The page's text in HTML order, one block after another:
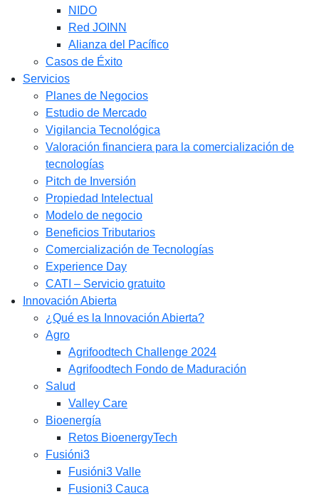
NIDO
Red JOINN
Alianza del Pacífico
Casos de Éxito
Servicios
Planes de Negocios
Estudio de Mercado​
Vigilancia Tecnológica
Valoración financiera para la comercialización de
tecnologías
Pitch de Inversión
Propiedad Intelectual
Modelo de negocio
Beneficios Tributarios
Comercialización de Tecnologías
Experience Day
CATI – Servicio gratuito
Innovación Abierta
¿Qué es la Innovación Abierta?
Agro
Agrifoodtech Challenge 2024
Agrifoodtech Fondo de Maduración
Salud
Valley Care
Bioenergía
Retos BioenergyTech
Fusióni3
Fusióni3 Valle
Fusioni3 Cauca